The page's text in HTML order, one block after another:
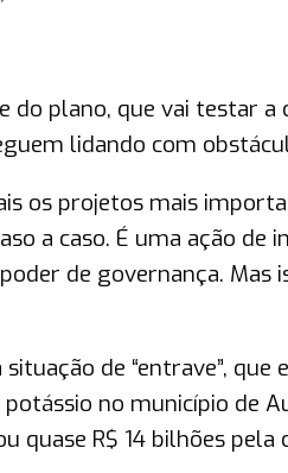
plano, que vai testar a
lidando com
os projetos mais
a caso. É uma ação de
de governança. Mas
de “entrave”, que
no município de
quase R$ 14 bilhões pela